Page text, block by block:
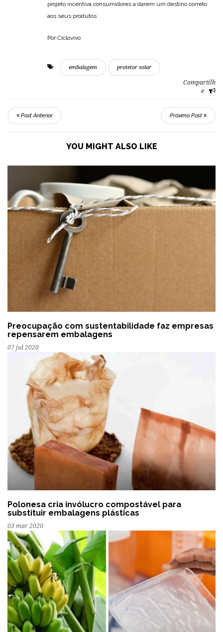
projeto incentiva consumidores a darem um destino correto
aos seus produtos.
Por Ciclovivo
embalagem protetor solar
Compartilh
e
Post Anterior Próximo Post
YOU MIGHT ALSO LIKE
Preocupação com sustentabilidade faz empresas
repensarem embalagens
07 jul 2020
Polonesa cria invólucro compostável para
substituir embalagens plásticas
03 mar 2020